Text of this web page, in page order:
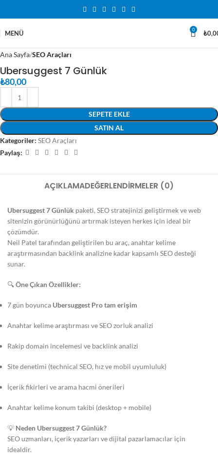
MENÜ 0 ₺
Ana Sayfa SEO Araçları
Ubersuggest 7 Günlük
₺80,00
SEPETE EKLE
SATIN AL
Kategoriler: SEO Araçları
Paylaş:
AÇIKLAMADEĞERLENDIRMELER (0)
Ubersuggest 7 Günlük paketi, SEO stratejinizi geliştirmek ve web
sitenizin görünürlüğünü artırmak isteyen herkes için ideal bir
çözümdür.
Neil Patel tarafından geliştirilen bu araç, anahtar kelime
araştırmasından backlink analizine kadar kapsamlı SEO desteği
sunar.
🔍 Öne Çıkan Özellikler:
7 gün boyunca Ubersuggest Pro tam erişim
Anahtar kelime araştırması ve SEO zorluk analizi
Rakip domain incelemesi ve backlink analizi
Site denetimi (technical SEO, hız ve mobil uyumluluk)
İçerik fikirleri ve arama hacmi önerileri
Anahtar kelime konum takibi (desktop + mobile)
💡 Neden Ubersuggest 7 Günlük?
SEO uzmanları, içerik yazarları ve dijital pazarlamacılar için
idealdir.